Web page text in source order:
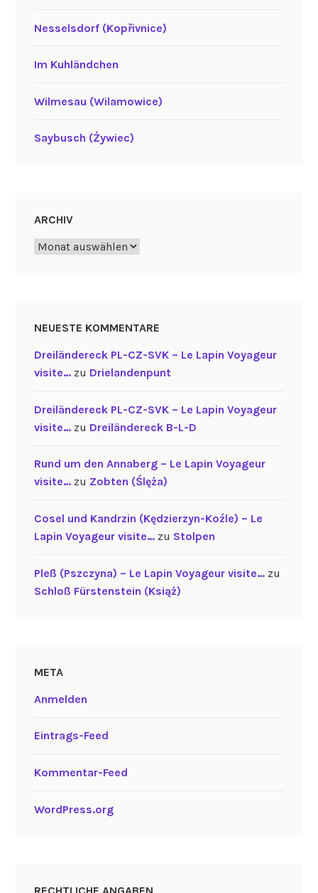
Nesselsdorf (Kopřivnice)
Im Kuhländchen
Wilmesau (Wilamowice)
Saybusch (Żywiec)
ARCHIV
Archiv
NEUESTE KOMMENTARE
Dreiländereck PL-CZ-SVK – Le Lapin Voyageur
visite…zu Drielandenpunt
Dreiländereck PL-CZ-SVK – Le Lapin Voyageur
visite…zu Dreiländereck B-L-D
Rund um den Annaberg – Le Lapin Voyageur
visite…zu Zobten (Ślęża)
Cosel und Kandrzin (Kędzierzyn-Koźle) – Le
Lapin Voyageur visite…zu Stolpen
Pleß (Pszczyna) – Le Lapin Voyageur visite…zu
Schloß Fürstenstein (Książ)
META
Anmelden
Eintrags-Feed
Kommentar-Feed
WordPress.org